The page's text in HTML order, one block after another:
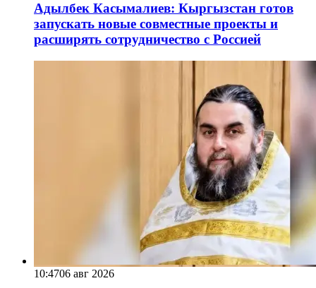
Адылбек Касымалиев: Кыргызстан готов
запускать новые совместные проекты и
расширять сотрудничество с Россией
10:4706 авг 2026